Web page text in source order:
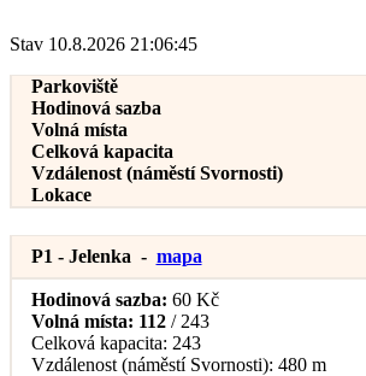
Stav 10.8.2026 21:06:45
Parkoviště
Hodinová sazba
Volná místa
Celková kapacita
Vzdálenost (náměstí Svornosti)
Lokace
P1 - Jelenka- mapa
Hodinová sazba: 60 Kč
Volná místa: 112/ 243
Celková kapacita: 243
Vzdálenost (náměstí Svornosti): 480 m